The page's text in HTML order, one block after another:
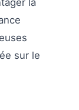
la
sur le